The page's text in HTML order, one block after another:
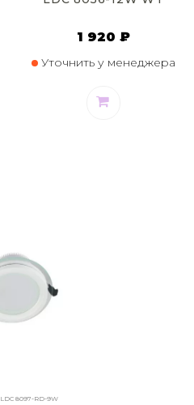
1 920 ₽
Уточнить у менеджера
LDC 8097-RD-9W